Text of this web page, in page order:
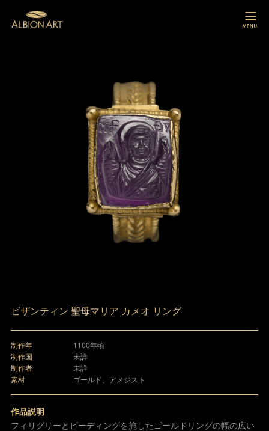
ビザンティン 聖母マリア カメオ リング
制作年
1100年頃
制作国
未詳
制作者
未詳
素材
ゴールド、アメジスト
作品説明
フィリグリーとビーディングを施したゴールドリングの幅の広い